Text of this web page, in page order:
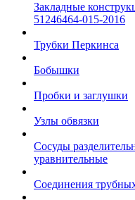
Закладные
51246464-015-2016
Трубки Перкинса
Бобышки
Пробки и заглушки
Узлы обвязки
Сосуды
уравнительные
Соединения